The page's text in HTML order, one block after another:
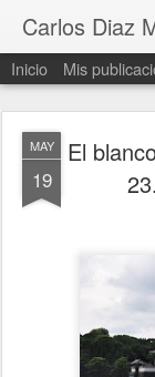
Carlos Diaz
Inicio Mis
MAY
19
El